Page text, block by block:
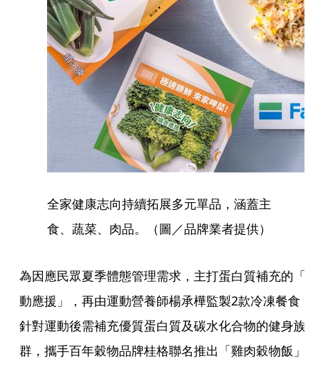
全家健康志向持續拓展多元單品，涵蓋主
食、蔬菜、肉品。（圖／品牌業者提供）
為因應民眾夏季體態管理需求，主打蛋白質補充的「
動應援」，再由運動營養師楊承樺監製2款冷凍餐食
針對運動後需補充優質蛋白質及碳水化合物的健身族
群，攜手百年穀物品牌桂格聯名推出「雞肉穀物飯」